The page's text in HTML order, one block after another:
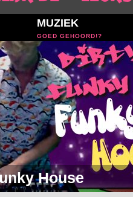
MUZIEK
GOED GEHOORD!?
Soul Setje